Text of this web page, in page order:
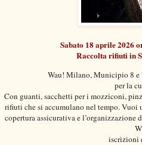
Sabato 18 aprile 2026
Raccolta rifiuti in
Wau! Milano,Municipio 8 e
per la
Con guanti, sacchetti per i mozziconi,
rifiuti che si accumulano nel tempo. Vuoi
copertura assicurativa e l’organizzazione
iscrizioni